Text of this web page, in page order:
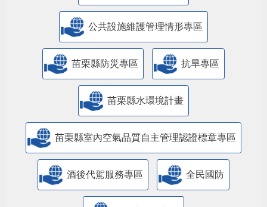
​公共設施維護管理情形專區
苗栗縣防災專區 抗旱專區
苗栗縣水環境計畫
苗栗縣室內空氣品質自主管理認證標章專區
酒後代駕服務專區 全民國防